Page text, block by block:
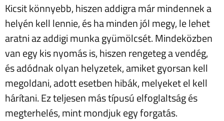
Kicsit könnyebb, hiszen addigra már mindennek a
helyén kell lennie, és ha minden jól megy, le lehet
aratni az addigi munka gyümölcsét. Mindeközben
van egy kis nyomás is, hiszen rengeteg a vendég,
és adódnak olyan helyzetek, amiket gyorsan kell
megoldani, adott esetben hibák, melyeket el kell
hárítani. Ez teljesen más típusú elfoglaltság és
megterhelés, mint mondjuk egy forgatás.